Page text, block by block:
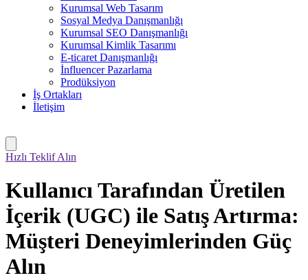
Kurumsal Web Tasarım
Sosyal Medya Danışmanlığı
Kurumsal SEO Danışmanlığı
Kurumsal Kimlik Tasarımı
E-ticaret Danışmanlığı
İnfluencer Pazarlama
Prodüksiyon
İş Ortakları
İletişim
Hızlı Teklif Alın
Kullanıcı Tarafından Üretilen
İçerik (UGC) ile Satış Artırma:
Müşteri Deneyimlerinden Güç
Alın